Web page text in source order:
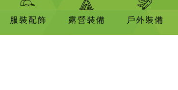
服裝配飾 露營裝備 戶外裝備